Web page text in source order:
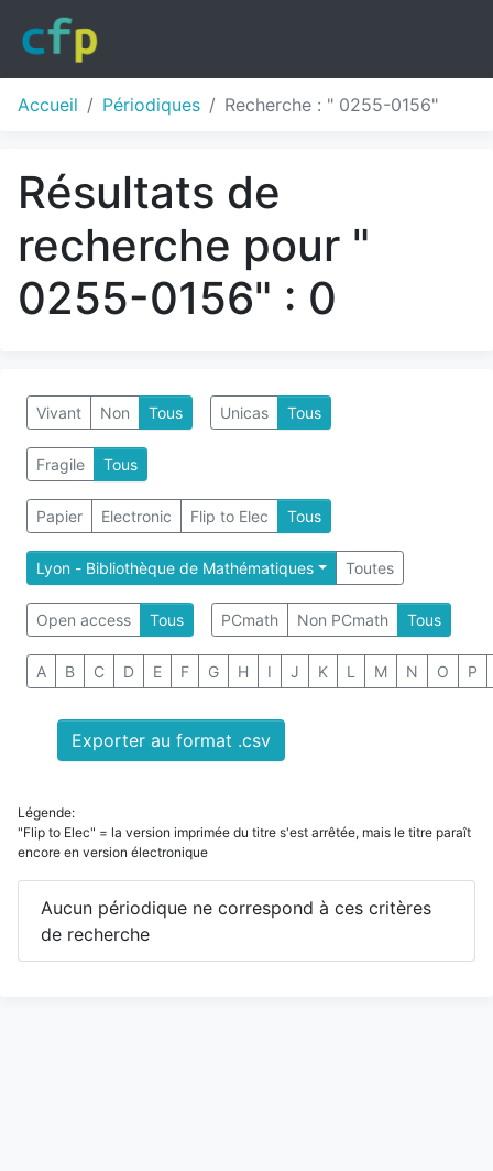
Accueil Périodiques Recherche : " 0255-0156"
Résultats de
recherche pour "
0255-0156" : 0
Vivant Non Tous Unicas Tous
Fragile Tous
Papier Electronic Flip to Elec Tous
Lyon - Bibliothèque de Mathématiques Toutes
Open access Tous PCmath Non PCmath Tous
A B C D E F G H I J K L M N O P
Exporter au format .csv
Légende:
"Flip to Elec" = la version imprimée du titre s'est arrêtée, mais le titre paraît
encore en version électronique
Aucun périodique ne correspond à ces critères
de recherche